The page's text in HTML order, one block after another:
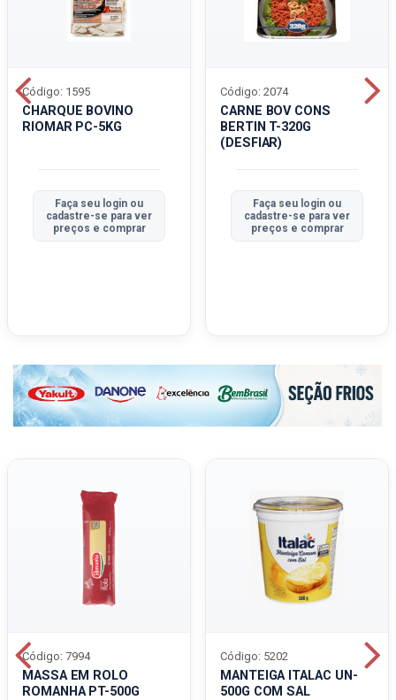
CHARQUE BOVINO
RIOMAR PC-5KG
Código: 1595
Faça seu login ou
cadastre-se para ver
preços e comprar
CARNE BOV CONS
BERTIN T-320G
(DESFIAR)
Código: 2074
Faça seu login ou
cadastre-se para ver
preços e comprar
MASSA EM ROLO
ROMANHA PT-500G
Código: 7994
MANTEIGA ITALAC UN-
500G COM SAL
Código: 5202